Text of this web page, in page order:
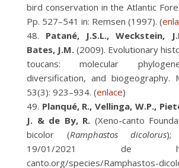
bird conservation in the Atlantic
Pp. 527–541 in: Remsen (1997). (
Patané, J.S.L., Weckstein,
Bates, J.M. (2009). Evolutionary
toucans: molecular
diversification, and biogeography.
53(3): 923–934. (enlace)
Planqué, R., Vellinga, W.P.,
J. & de By, R. (Xeno-canto
bicolor (Ramphastos dicolorus);
19/01/2021 de
canto.org/species/Ramphastos-